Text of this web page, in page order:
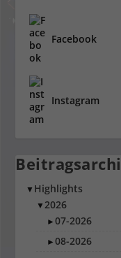
Facebook
Instagram
▼ Highlights
▼2026
►07-2026
►08-2026